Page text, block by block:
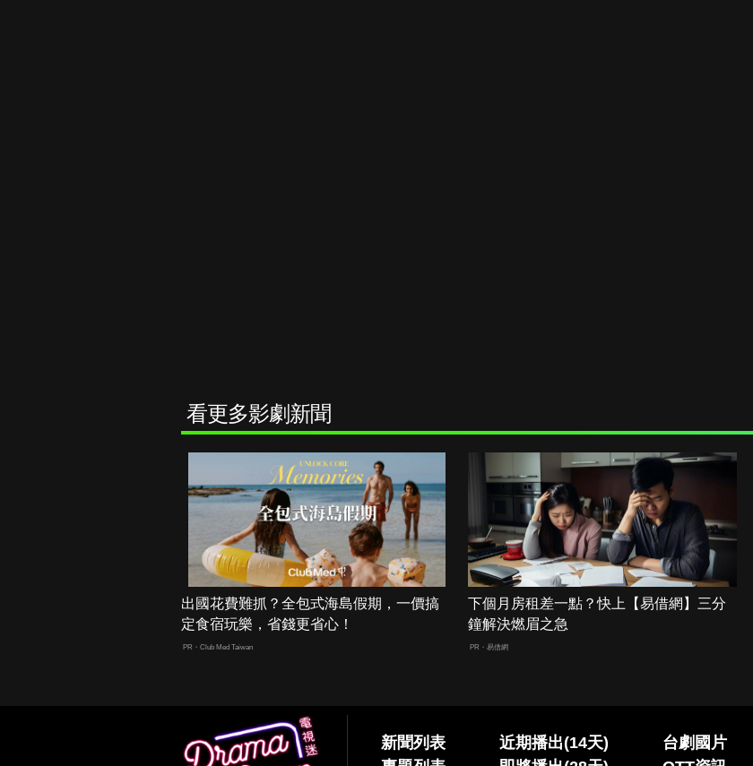
看更多影劇新聞
出國花費難抓？全包式海島假期，一價搞
定食宿玩樂，省錢更省心！
PR・Club Med Taiwan
下個月房租差一點？快上【易借網】三分
鐘解決燃眉之急
PR・易借網
新聞列表
近期播出(14天)
台劇國片